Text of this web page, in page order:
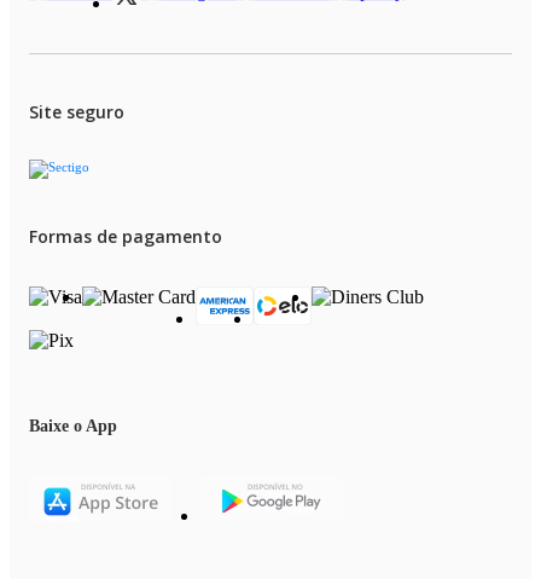
Site seguro
Formas de pagamento
Baixe o App